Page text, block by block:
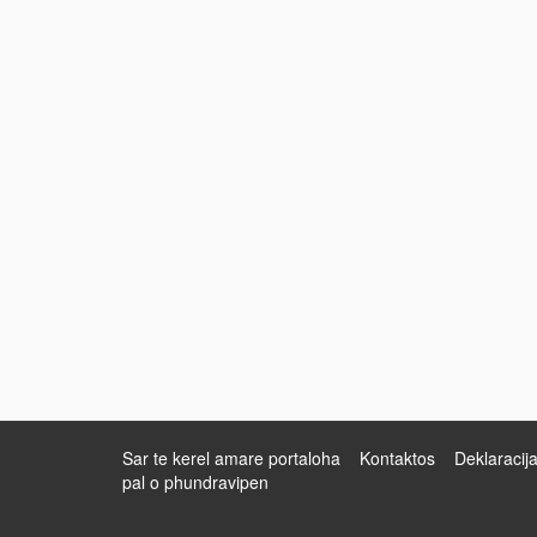
Sar te kerel amare portaloha Kontaktos
Deklaracija
pal o phundravipen